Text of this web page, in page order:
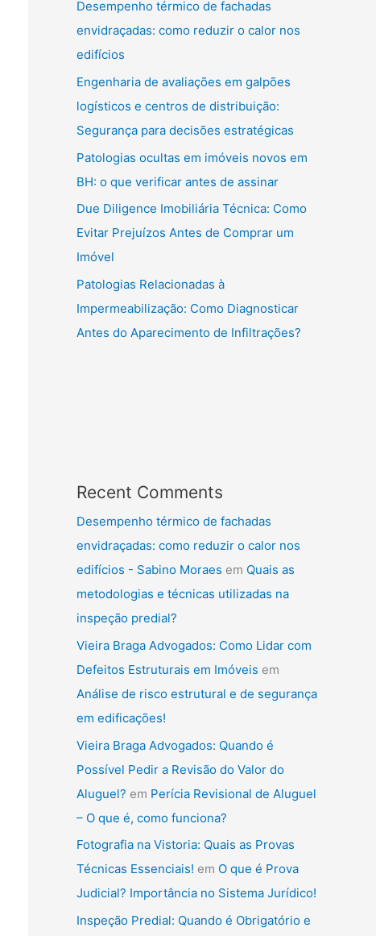
Desempenho térmico de fachadas
envidraçadas: como reduzir o calor nos
edifícios
Engenharia de avaliações em galpões
logísticos e centros de distribuição:
Segurança para decisões estratégicas
Patologias ocultas em imóveis novos em
BH: o que verificar antes de assinar
Due Diligence Imobiliária Técnica: Como
Evitar Prejuízos Antes de Comprar um
Imóvel
Patologias Relacionadas à
Impermeabilização: Como Diagnosticar
Antes do Aparecimento de Infiltrações?
Recent Comments
Desempenho térmico de fachadas
envidraçadas: como reduzir o calor nos
edifícios - Sabino Moraes em Quais as
metodologias e técnicas utilizadas na
inspeção predial?
Vieira Braga Advogados: Como Lidar com
Defeitos Estruturais em Imóveis em
Análise de risco estrutural e de segurança
em edificações!
Vieira Braga Advogados: Quando é
Possível Pedir a Revisão do Valor do
Aluguel? em Perícia Revisional de Aluguel
– O que é, como funciona?
Fotografia na Vistoria: Quais as Provas
Técnicas Essenciais! em O que é Prova
Judicial? Importância no Sistema Jurídico!
Inspeção Predial: Quando é Obrigatório e